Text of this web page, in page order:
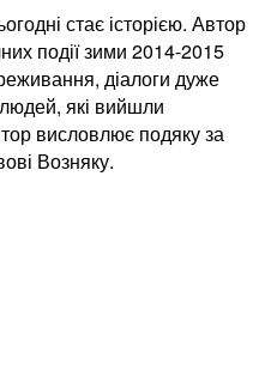
стає історією. Автор
події зими 2014-2015
діалоги дуже
які вийшли
висловлює подяку за
Возняку.